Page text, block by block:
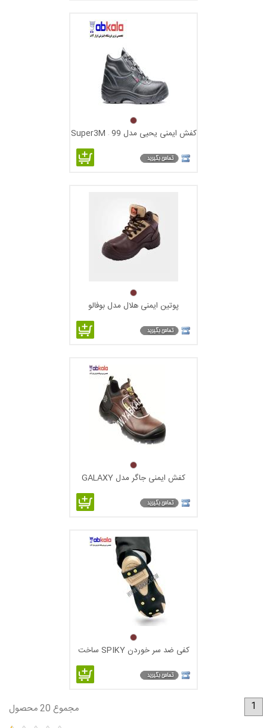
کفش ایمنی یحیی مدل Super3M – 99
پوتین ایمنی هلال مدل بوفالو
کفش ایمنی جاگر مدل GALAXY
کفی ضد سر خوردن SPIKY ساخت
1 مجموع 20 محصول